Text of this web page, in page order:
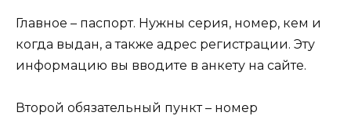
Главное – паспорт. Нужны серия, номер, кем и
когда выдан, а также адрес регистрации. Эту
информацию вы вводите в анкету на сайте.
Второй обязательный пункт – номер